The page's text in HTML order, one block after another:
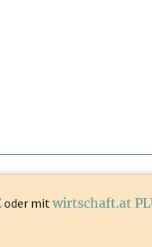
oder mit wirtschaft.at